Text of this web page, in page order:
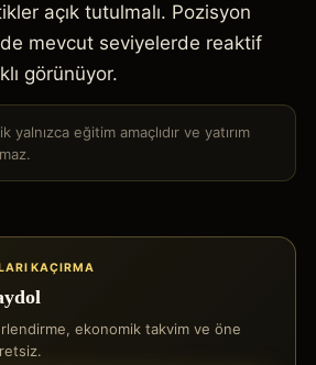
açık tutulmalı. Pozisyon
mevcut seviyelerde reaktif
görünüyor.
yalnızca eğitim amaçlıdır ve yatırım
KAÇIRMA
ekonomik takvim ve öne